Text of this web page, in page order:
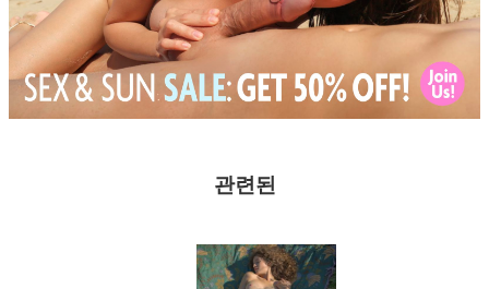
관련된